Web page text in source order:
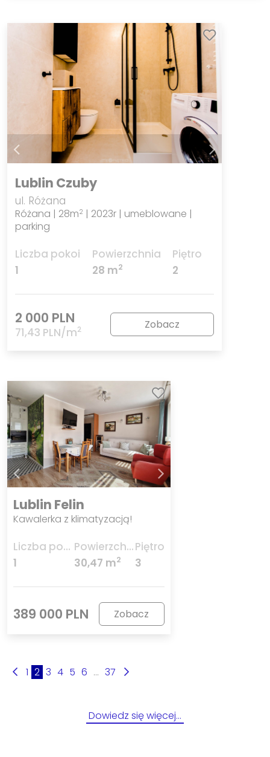
Lublin Czuby
ul. Różana
Różana | 28m2 | 2023r | umeblowane |
parking
Liczba pokoi
1
Powierzchnia
28 m2
Piętro
2
2 000 PLN
71,43 PLN/m2 Zobacz
Lublin Felin
Kawalerka z klimatyzacją!
Liczba pokoi
1
Powierzchnia
30,47 m2
Piętro
3
389 000 PLN Zobacz
1 2 3 4 5 6 ... 37
Dowiedz się więcej…